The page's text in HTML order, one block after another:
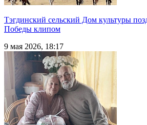
Тэгдинский сельский Дом культуры
Победы клипом
9 мая 2026, 18:17